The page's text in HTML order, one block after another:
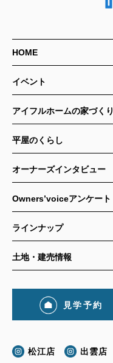
HOME
イベント
アイフルホームの家づくり
平屋のくらし
オーナーズインタビュー
Owners’voiceアンケート
ラインナップ
土地・建売情報
見学予約
松江店 出雲店